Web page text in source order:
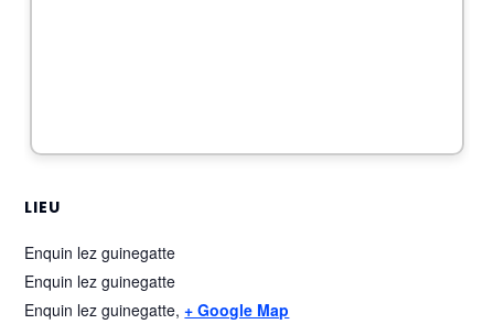
LIEU
Enquin lez guinegatte
Enquin lez guinegatte
Enquin lez guinegatte, + Google Map